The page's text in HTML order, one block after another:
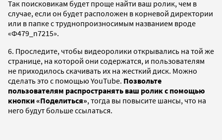
Так поисковикам будет проще найти ваш ролик, чем в
случае, если он будет расположен в корневой директории
или в папке с труднопроизносимым названием вроде
«Ф479_n7215».
6. Проследите, чтобы видеоролики открывались на той же
странице, на которой они содержатся, и пользователям
не приходилось скачивать их на жесткий диск. Можно
сделать это с помощью YouTube. Позвольте
пользователям распространять ваш ролик с помощью
кнопки «Поделиться», тогда вы повысите шансы, что на
него будут больше ссылаться.